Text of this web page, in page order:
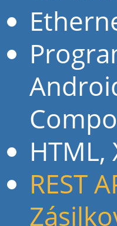
HTML,
REST